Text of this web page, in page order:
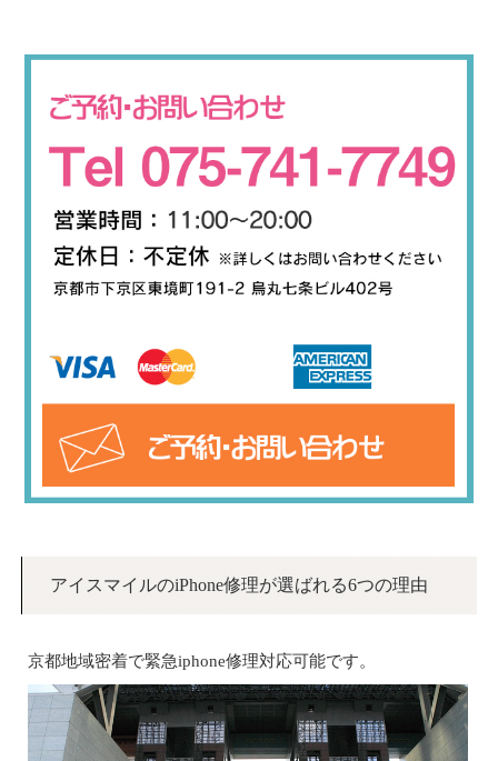
アイスマイルのiPhone修理が選ばれる6つの理由
京都地域密着で緊急iphone修理対応可能です。